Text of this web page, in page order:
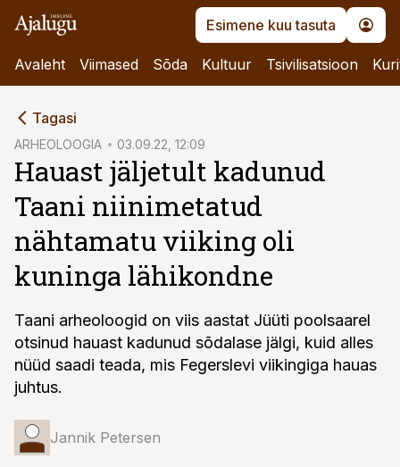
Esimene kuu tasuta
Avaleht Viimased Sõda Kultuur Tsivilisatsioon
Tagasi
ARHEOLOOGIA 03.09.22, 12:09
Hauast jäljetult kadunud
Taani niinimetatud
nähtamatu viiking oli
kuninga lähikondne
Taani arheoloogid on viis aastat Jüüti poolsaarel
otsinud hauast kadunud sõdalase jälgi, kuid alles
nüüd saadi teada, mis Fegerslevi viikingiga hauas
juhtus.
Jannik Petersen